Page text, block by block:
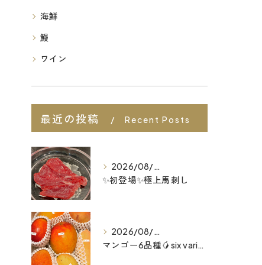
海鮮
鰻
ワイン
最近の投稿 Recent Posts
2026/08/08
✨初登場✨極上馬刺し
2026/08/07
マンゴー6品種🥭six varieties of mango...